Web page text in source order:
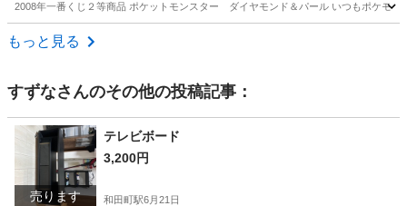
2008年一番くじ２等商品 ポケットモンスター ダイヤモンド＆パール いつもポケモ
神奈川 横浜市
もっと見る
すずなさんのその他の投稿記事：
売ります
テレビボード
3,200円
和田町駅6月21日